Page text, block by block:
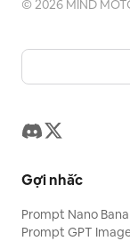
khả năng mở
©2026 MIND
Gợi nhắc
Prompt Nano
Prompt GPT